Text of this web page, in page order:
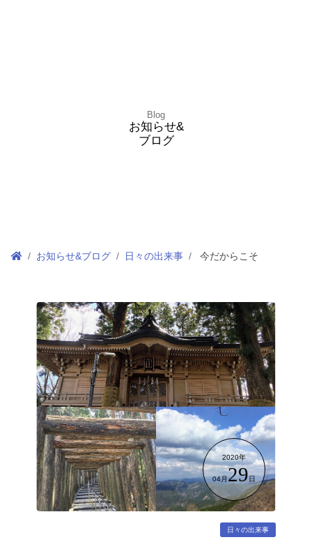
Blog
お知らせ&
ブログ
お知らせ&ブログ 日々の出来事 今だからこそ
2020年
04月 29日
日々の出来事